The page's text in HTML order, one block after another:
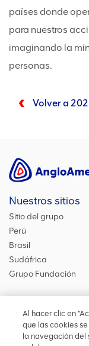
países donde
para nuestros
imaginando la
personas.
Volver a
Nuestros sitios
Sitio del grupo
Perú
Brasil
Sudáfrica
Grupo Fundación
Síguenos
Mantente
Al hacer clic en
que las cookies
la navegación del